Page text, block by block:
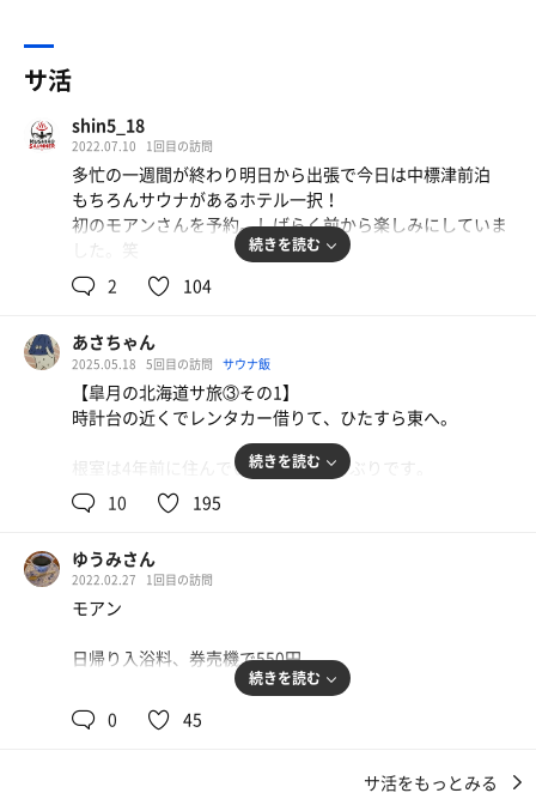
サ活
shin5_18
2022.07.10 1回目の訪問
多忙の一週間が終わり明日から出張で今日は中標津前泊
もちろんサウナがあるホテル一択！
初のモアンさんを予約。しばらく前から楽しみにしていま
した。笑
昨日も疲れたのでホームでサ活しようか迷ったが明日宿泊
サ活出来ると言う事でお預けにしていた😅
の力が無ければ頑張れない…笑
昼から散髪を済ませて中標津へ出発🚗
釧路はなんだか雨☔️が降ったりやんだり。ちょうど中標津
に向けては雨☔️降らず夕方17時過ぎに到着。
早速チェックインを済ませてサウナ後のサ飯＆ビール🍺を
隣のセコマで調達。準備万端！
予想通り脱衣所はなかなかの混雑ぶり。
まずは身体を清め湯通ししてタイミングを伺う。ちょうど
サウナから出て水風呂に入られた方がいたので、今だ！と
かなりこじんまりしたサ室。そこにびっちりとサ活中の
方々。やばい。座るとこないか！？状態。
ギリギリ入って直ぐの角が空いていたので着座。扉のすぐ
横でやってしまっか…感満載…
いのだろうと勝手に思ってしまっまた。
続きを読む
2 104
あさちゃん
2025.05.18 5回目の訪問 サウナ飯
【皐月の北海道サ旅③その1】
時計台の近くでレンタカー借りて、ひたすら東へ。
根室は4年前に住んでいた町。お久しぶりです。
懐かしい補正は十二分にありますが、とても良い町です。
根室花まるの本店があるし、タイエーのやきとり弁当は美
味しいし、エスカロップや秋刀魚に花咲蟹が有名で食べ物
は充実。
さらに日本最東端の駅の根室駅があるし（つい最近東根室
駅が廃駅になってたね）、北の勝っていう有名な地酒があ
るし、納沙布岬から北方領土見られるし、「ちょ待てよ」
続きを読む
10 195
ゆうみさん
2022.02.27 1回目の訪問
モアン
日帰り入浴料、券売機で550円
脱衣所内に鍵式ロッカーがないため、貴重品は脱衣所入り
口の100円式ロッカーを利用。
脱衣所内はドライヤー3台、ティッシュ、綿棒、Koseの化
続きを読む
0 45
サ活をもっとみる